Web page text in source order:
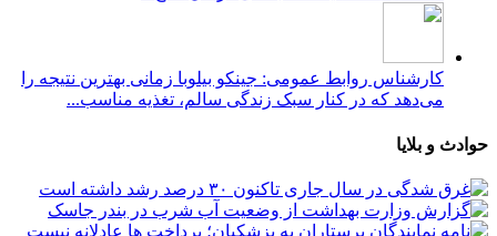
کارشناس روابط عمومی: جینکو بیلوبا زمانی بهترین نتیجه را
می‌دهد که در کنار سبک زندگی سالم، تغذیه مناسب...
حوادث و بلایا